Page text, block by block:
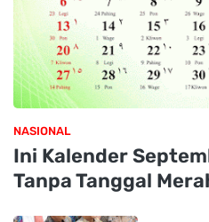
NASIONAL
Ini Kalender
Tanpa Tanggal